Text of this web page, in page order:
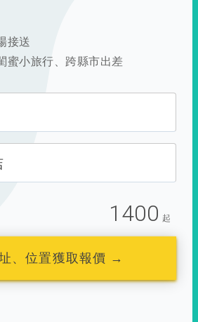
接送
蜜小旅行、跨縣市出差
1400 起
、位置獲取報價 →